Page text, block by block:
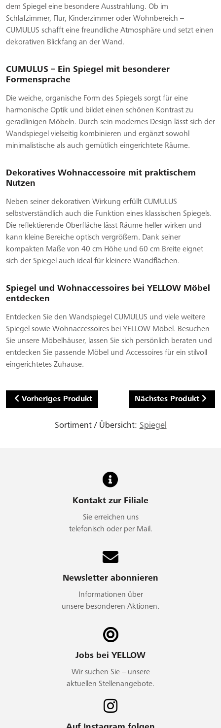
dem Spiegel eine besondere Ausstrahlung. Ob im
Schlafzimmer, Flur, Kinderzimmer oder Wohnbereich –
CUMULUS schafft eine freundliche Atmosphäre und setzt einen
dekorativen Blickfang an der Wand.
CUMULUS – Ein Spiegel mit besonderer
Formensprache
Die weiche, organische Form des Spiegels sorgt für eine
harmonische Optik und bildet einen schönen Kontrast zu
geradlinigen Möbeln. Durch sein modernes Design lässt sich der
Wandspiegel vielseitig kombinieren und ergänzt sowohl
minimalistische als auch gemütlich eingerichtete Räume.
Dekoratives Wohnaccessoire mit praktischem
Nutzen
Neben seiner dekorativen Wirkung erfüllt CUMULUS
selbstverständlich auch die Funktion eines klassischen Spiegels.
Die reflektierende Oberfläche lässt Räume heller wirken und
kann kleine Bereiche optisch vergrößern. Dank seiner
kompakten Maße von 40 cm Höhe und 60 cm Breite eignet
sich der Spiegel auch ideal für kleinere Wandflächen.
Spiegel und Wohnaccessoires bei YELLOW Möbel
entdecken
Entdecken Sie den Wandspiegel CUMULUS und viele weitere
Spiegel sowie Wohnaccessoires bei YELLOW Möbel. Besuchen
Sie unsere Möbelhäuser, lassen Sie sich persönlich beraten und
entdecken Sie passende Möbel und Accessoires für ein stilvoll
eingerichtetes Zuhause.
Vorheriges Produkt Nächstes Produkt
Sortiment / Übersicht: Spiegel
Kontakt zur Filiale
Sie erreichen uns
telefonisch oder per Mail.
Newsletter abonnieren
Informationen über
unsere besonderen Aktionen.
Jobs bei YELLOW
Wir suchen Sie – unsere
aktuellen Stellenangebote.